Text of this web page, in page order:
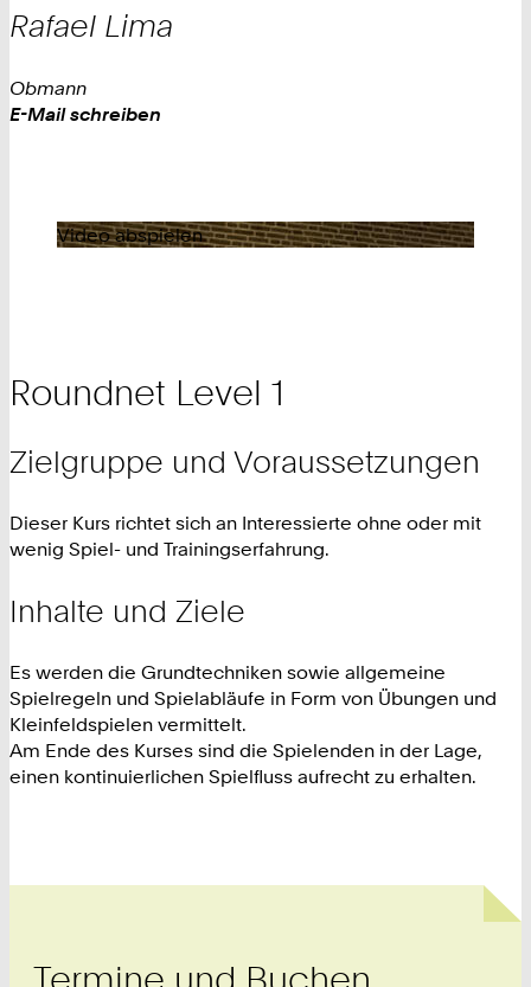
Rafael Lima
Obmann
Work
E-Mail schreiben
Video abspielen
Roundnet Level 1
Zielgruppe und Voraussetzungen
Dieser Kurs richtet sich an Interessierte ohne oder mit
wenig Spiel- und Trainingserfahrung.
Inhalte und Ziele
Es werden die Grundtechniken sowie allgemeine
Spielregeln und Spielabläufe in Form von Übungen und
Kleinfeldspielen vermittelt.
Am Ende des Kurses sind die Spielenden in der Lage,
einen kontinuierlichen Spielfluss aufrecht zu erhalten.
Termine und Buchen